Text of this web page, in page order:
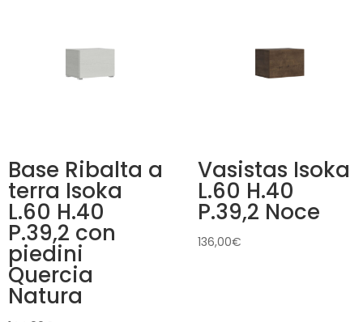
Base Ribalta a
terra Isoka
L.60 H.40
P.39,2 con
piedini
Quercia
Natura
Vasistas Isoka
L.60 H.40
P.39,2 Noce
136,00€